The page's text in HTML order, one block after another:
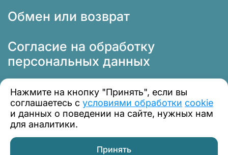
Обмен или возврат
Согласие на обработку
персональных данных
© 2012 — 2026 Профклимат
Нажмите на кнопку "Принять", если вы
соглашаетесь с условиями обработки cookie
и данных о поведении на сайте, нужных нам
для аналитики.
Принять